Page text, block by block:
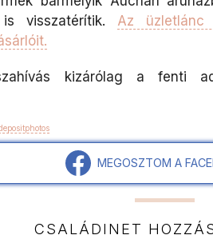
visszatérítik. Az üzletlánc
kizárólag a fenti
MEGOSZTOM A
CSALÁDINET